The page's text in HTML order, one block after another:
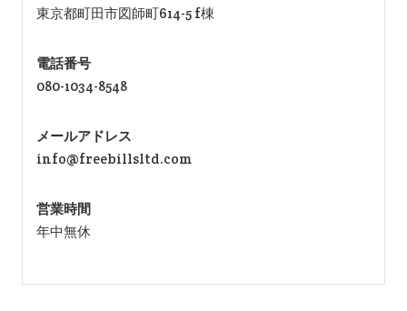
東京都町田市図師町614-5 f棟
電話番号
080-1034-8548
メールアドレス
info@freebillsltd.com
営業時間
年中無休